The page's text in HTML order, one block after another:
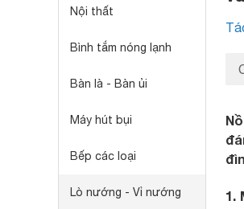
Nội thất
Bình tắm nóng lạnh
Bàn là - Bàn ủi
Máy hút bụi
Bếp các loại
Lò nướng - Vỉ nướng 1.